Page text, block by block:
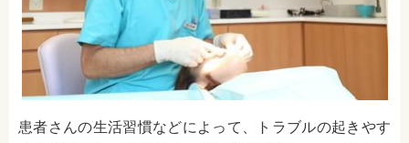
患者さんの生活習慣などによって、トラブルの起きやす